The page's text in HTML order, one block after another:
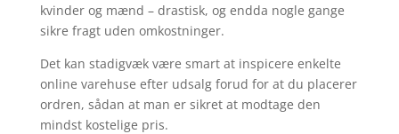
kvinder og mænd – drastisk, og endda nogle gange
sikre fragt uden omkostninger.
Det kan stadigvæk være smart at inspicere enkelte
online varehuse efter udsalg forud for at du placerer
ordren, sådan at man er sikret at modtage den
mindst kostelige pris.